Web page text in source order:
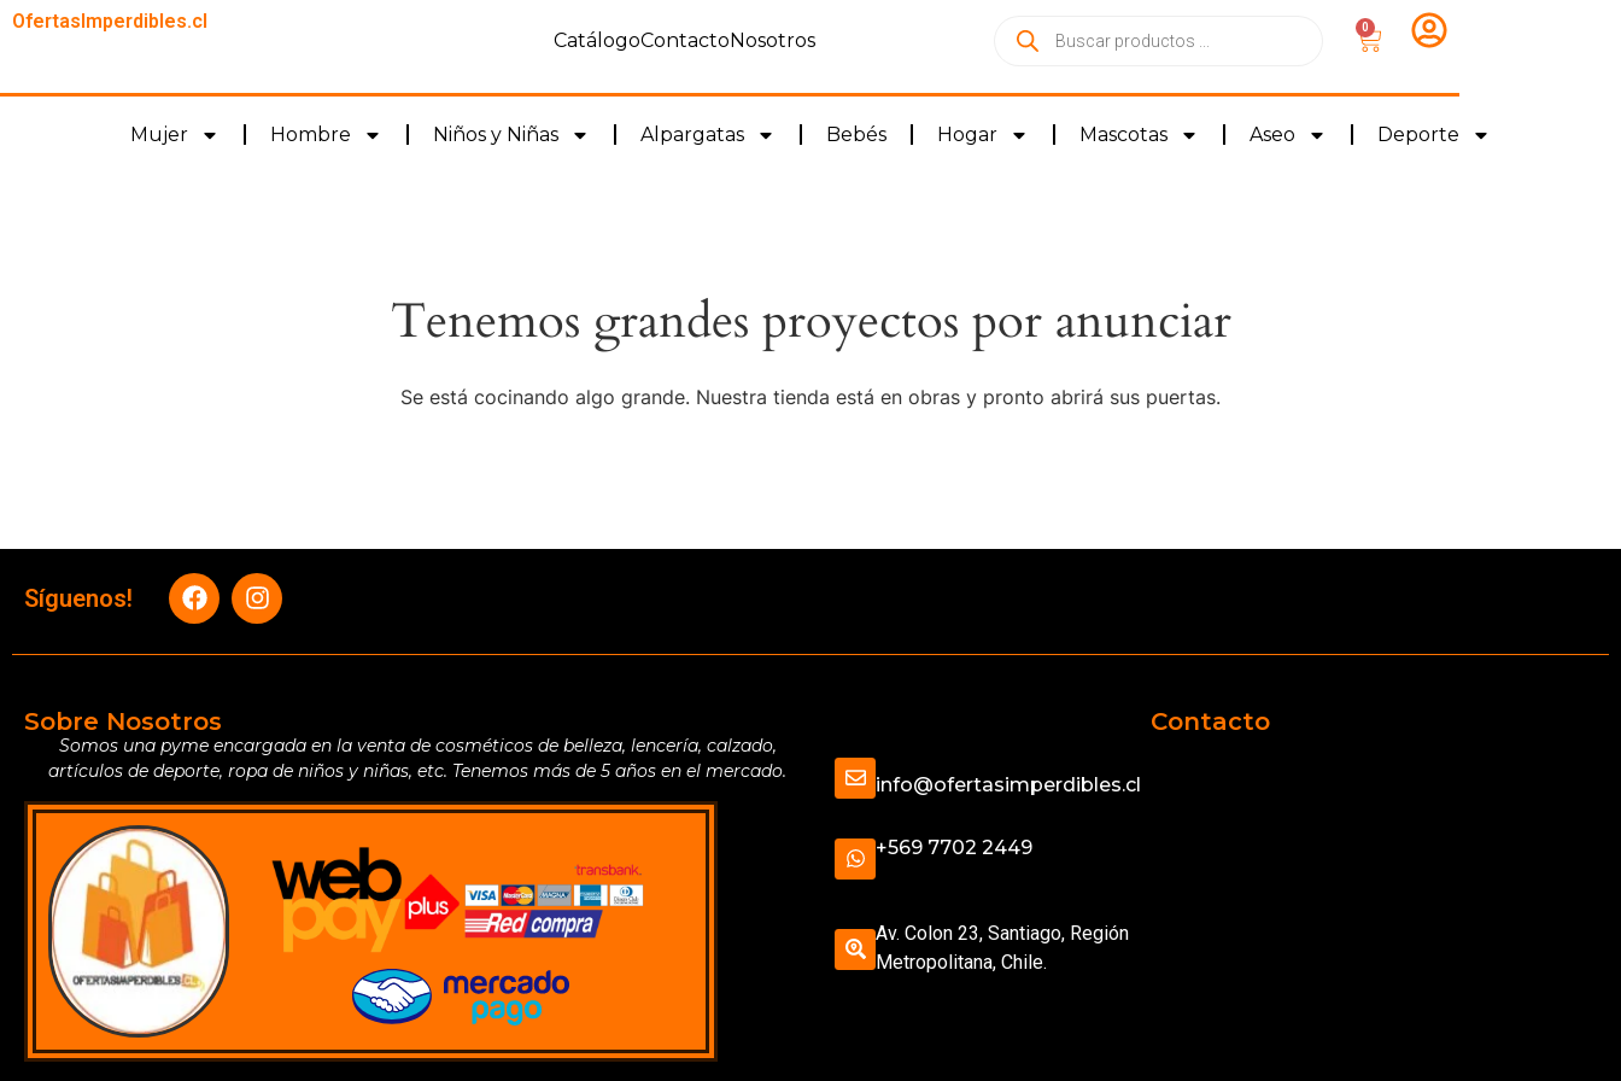
OfertasImperdibles.cl
CatálogoContactoNosotros
0
Mujer Hombre Niños y Niñas Alpargatas Bebés Hogar Mascotas Aseo Deporte
Tenemos grandes proyectos por anunciar
Se está cocinando algo grande. Nuestra tienda está en obras y pronto abrirá sus puertas.
Síguenos!
Sobre Nosotros
Somos una pyme encargada en la venta de cosméticos de belleza, lencería, calzado,
artículos de deporte, ropa de niños y niñas, etc. Tenemos más de 5 años en el mercado.
Contacto
info@ofertasimperdibles.cl
+569 7702 2449
Av. Colon 23, Santiago, Región
Metropolitana, Chile.